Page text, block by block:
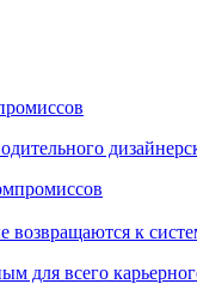
возвращаются к
для всего